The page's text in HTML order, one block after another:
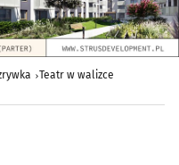
Teatr w walizce